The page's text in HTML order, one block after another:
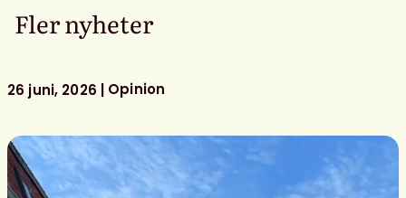
Fler nyheter
26 juni, 2026 Opinion